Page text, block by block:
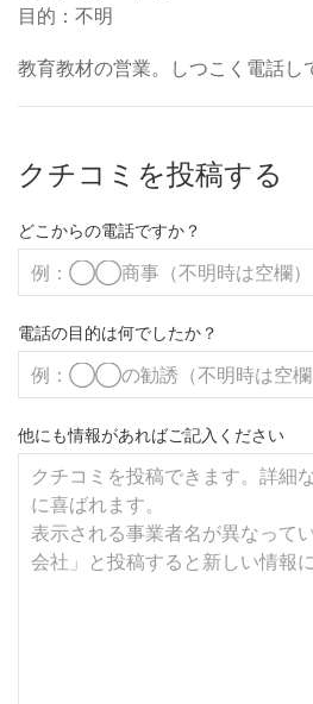
目的：不明
教育教材の営業。しつこく電話し
クチコミを投稿する
どこからの電話ですか？
電話の目的は何でしたか？
他にも情報があればご記入ください